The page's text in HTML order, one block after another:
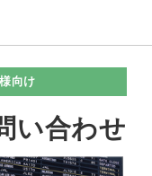
向け
い合わせ